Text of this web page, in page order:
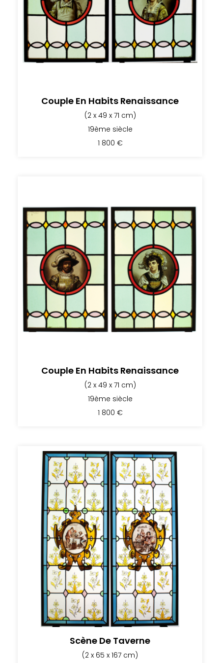
Couple En Habits Renaissance
(2 x 49 x 71 cm)
19ème siècle
1 800 €
Couple En Habits Renaissance
(2 x 49 x 71 cm)
19ème siècle
1 800 €
Scène De Taverne
(2 x 65 x 167 cm)